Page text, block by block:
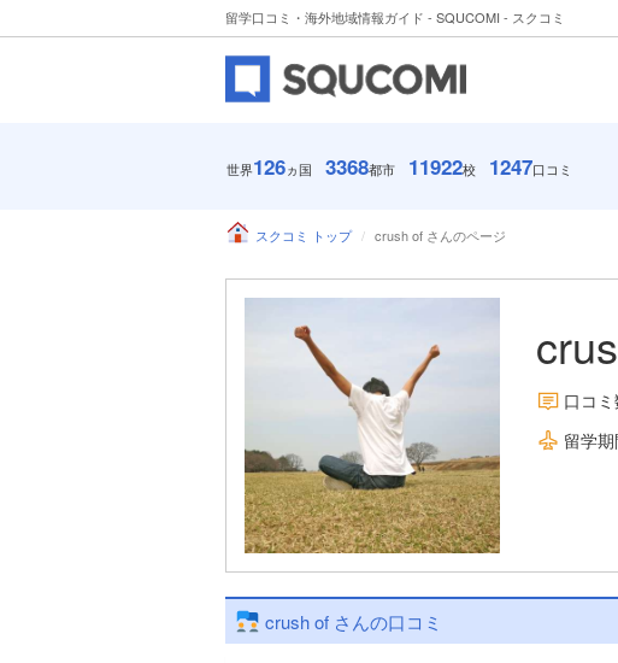
留学口コミ・海外地域情報ガイド - SQUCOMI - スクコミ
世界126ヵ国 3368都市 11922校 1247口コミ
スクコミ トップ crush of さんのページ
口コミ
留学期
crush of さんの口コミ